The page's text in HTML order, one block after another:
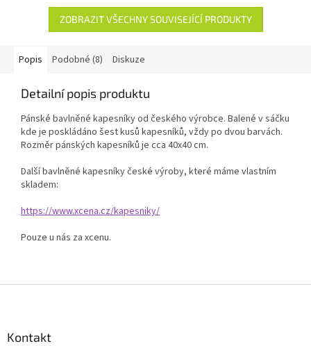
ZOBRAZIT VŠECHNY SOUVISEJÍCÍ PRODUKTY
Popis Podobné (8) Diskuze
Detailní popis produktu
Pánské bavlněné kapesníky od českého výrobce. Balené v sáčku
kde je poskládáno šest kusů kapesníků, vždy po dvou barvách.
Rozměr pánských kapesníků je cca 40x40 cm.
Další bavlněné kapesníky české výroby, které máme vlastním
skladem:
https://www.xcena.cz/kapesniky/
Pouze u nás za xcenu.
Kontakt